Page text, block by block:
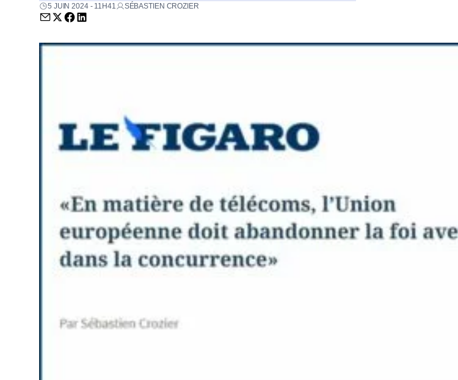
5 JUIN 2024 - 11H41
SÉBASTIEN CROZIER
Envoyer par email (nouvelle fenêtre)
Partager sur Twitter (nouvelle fenêtre)
Partager sur Facebook (nouvelle fenêtre)
Partager sur LinkedIn (nouvelle fenêtre)